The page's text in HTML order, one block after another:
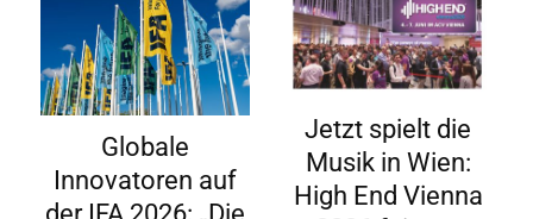
Globale
Innovatoren auf
Jetzt spielt die
Musik in Wien:
High End Vienna